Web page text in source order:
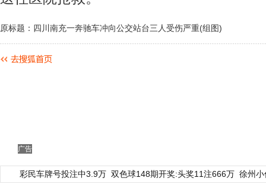
原标题：四川南充一奔驰车冲向公交站台三人受伤严重(组图)
广告
彩民车牌号投注中3.9万 双色球148期开奖:头奖11注666万 徐州